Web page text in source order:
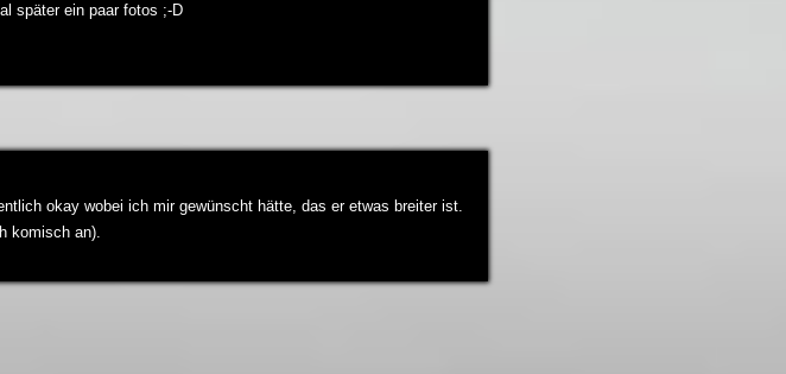
später ein paar fotos ;-D
okay wobei ich mir gewünscht hätte, das er etwas breiter ist.
komisch an).